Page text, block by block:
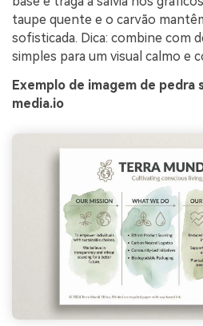
taupe quente e o carvão
sofisticada. Dica: combine com
simples para um visual calmo e
Exemplo de imagem de pedra
media.io